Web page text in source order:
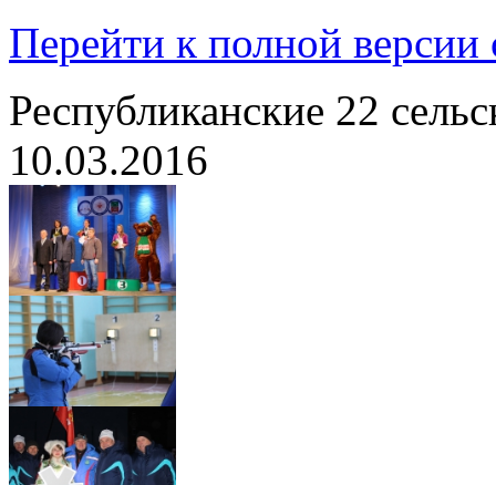
Перейти к полной версии
Республиканские 22
10.03.2016